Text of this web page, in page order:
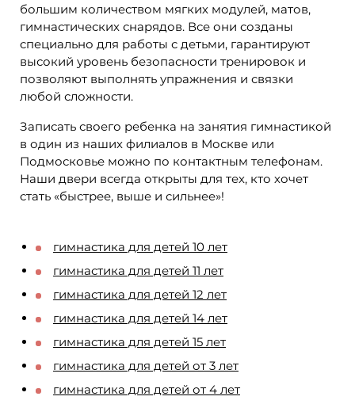
большим количеством мягких модулей, матов,
гимнастических снарядов. Все они созданы
специально для работы с детьми, гарантируют
высокий уровень безопасности тренировок и
позволяют выполнять упражнения и связки
любой сложности.
Записать своего ребенка на занятия гимнастикой
в один из наших филиалов в Москве или
Подмосковье можно по контактным телефонам.
Наши двери всегда открыты для тех, кто хочет
стать «быстрее, выше и сильнее»!
гимнастика для детей 10 лет
гимнастика для детей 11 лет
гимнастика для детей 12 лет
гимнастика для детей 14 лет
гимнастика для детей 15 лет
гимнастика для детей от 3 лет
гимнастика для детей от 4 лет